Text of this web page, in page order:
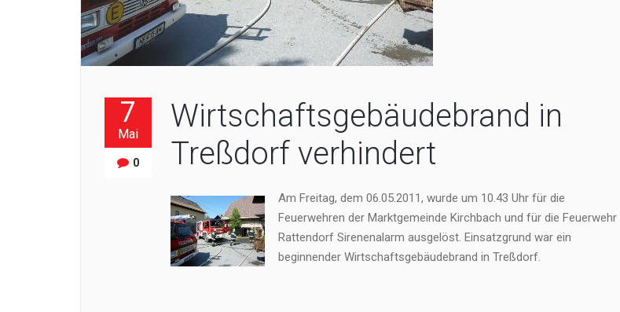
7
Mai
0
Wirtschaftsgebäudebrand in
Treßdorf verhindert
Am Freitag, dem 06.05.2011, wurde um 10.43 Uhr für die
Feuerwehren der Marktgemeinde Kirchbach und für die Feuerwehr
Rattendorf Sirenenalarm ausgelöst. Einsatzgrund war ein
beginnender Wirtschaftsgebäudebrand in Treßdorf.